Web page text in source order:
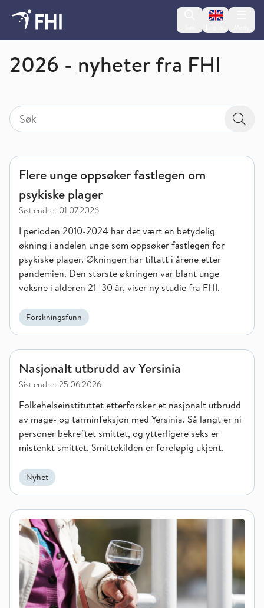
Change
Nyheter fra FHI
2026 - nyheter fra FHI
Søk
Søk etter
Søk
Flere unge oppsøker fastlegen om psykiske plager
Flere unge oppsøker fastlegen om
psykiske plager
Sist endret 01.07.2026
I perioden 2010-2024 har det vært en betydelig
økning i andelen unge som oppsøker fastlegen for
psykiske plager. Økningen har tiltatt i årene etter
pandemien. Den største økningen var blant unge
voksne i alderen 21–30 år, viser ny studie fra FHI.
Forskningsfunn
Nasjonalt utbrudd av Yersinia
Nasjonalt utbrudd av Yersinia
Sist endret25.06.2026
Folkehelseinstituttet etterforsker et nasjonalt utbrudd
av mage- og tarminfeksjon med Yersinia. Så langt er ni
personer bekreftet smittet, og ytterligere seks er
mistenkt smittet. Smittekilden er foreløpig ukjent.
Nyhet
Målet om redusert alkoholbruk nås neppe uten sterkere